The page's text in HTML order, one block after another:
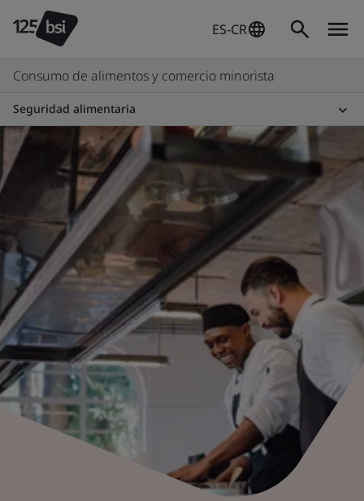
ES-CR
Consumo de alimentos y comercio minorista
Seguridad alimentaria